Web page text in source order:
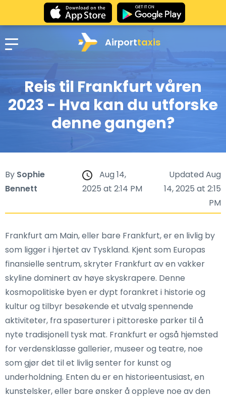
Airporttaxis
Reis til Frankfurt våren
2023 - Hva kan du utforske
denne gangen?
By Sophie
Bennett
Aug 14,
2025 at 2:14 PM
Updated Aug
14, 2025 at 2:15
PM
Frankfurt am Main, eller bare Frankfurt, er en livlig by
som ligger i hjertet av Tyskland. Kjent som Europas
finansielle sentrum, skryter Frankfurt av en vakker
skyline dominert av høye skyskrapere. Denne
kosmopolitiske byen er dypt forankret i historie og
kultur og tilbyr besøkende et utvalg spennende
aktiviteter, fra spaserturer i pittoreske parker til å
nyte tradisjonell tysk mat. Frankfurt er også hjemsted
for verdensklasse gallerier, museer og teatre, noe
som gjør det til et livlig senter for kunst og
underholdning. Enten du er en historieentusiast, en
kunstelsker, eller bare ønsker å oppleve noe av den